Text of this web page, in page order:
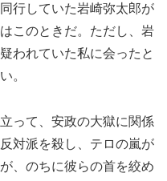
行していた岩崎弥太郎が
このときだ。ただし、岩
われていた私に会ったと
。
って、安政の大獄に関係
対派を殺し、テロの嵐が
、のちに彼らの首を絞め